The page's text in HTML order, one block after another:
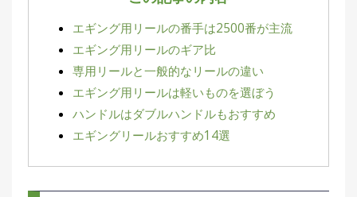
エギング用リールの番手は2500番が主流
エギング用リールのギア比
専用リールと一般的なリールの違い
エギング用リールは軽いものを選ぼう
ハンドルはダブルハンドルもおすすめ
エギングリールおすすめ14選
り